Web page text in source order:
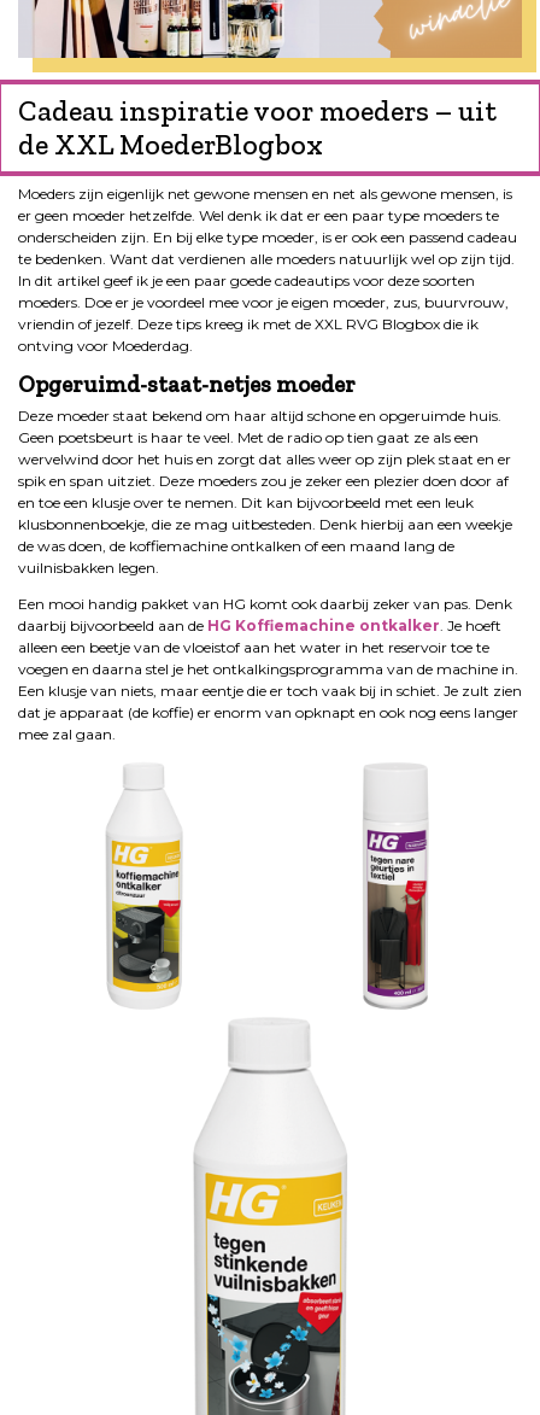
Cadeau inspiratie voor moeders – uit
de XXL MoederBlogbox
Moeders zijn eigenlijk net gewone mensen en net als gewone mensen, is
er geen moeder hetzelfde. Wel denk ik dat er een paar type moeders te
onderscheiden zijn. En bij elke type moeder, is er ook een passend cadeau
te bedenken. Want dat verdienen alle moeders natuurlijk wel op zijn tijd.
In dit artikel geef ik je een paar goede cadeautips voor deze soorten
moeders. Doe er je voordeel mee voor je eigen moeder, zus, buurvrouw,
vriendin of jezelf. Deze tips kreeg ik met de XXL RVG Blogbox die ik
ontving voor Moederdag.
Opgeruimd-staat-netjes moeder
Deze moeder staat bekend om haar altijd schone en opgeruimde huis.
Geen poetsbeurt is haar te veel. Met de radio op tien gaat ze als een
wervelwind door het huis en zorgt dat alles weer op zijn plek staat en er
spik en span uitziet. Deze moeders zou je zeker een plezier doen door af
en toe een klusje over te nemen. Dit kan bijvoorbeeld met een leuk
klusbonnenboekje, die ze mag uitbesteden. Denk hierbij aan een weekje
de was doen, de koffiemachine ontkalken of een maand lang de
vuilnisbakken legen.
Een mooi handig pakket van HG komt ook daarbij zeker van pas. Denk
daarbij bijvoorbeeld aan de HG Koffiemachine ontkalker . Je hoeft
alleen een beetje van de vloeistof aan het water in het reservoir toe te
voegen en daarna stel je het ontkalkingsprogramma van de machine in.
Een klusje van niets, maar eentje die er toch vaak bij in schiet. Je zult zien
dat je apparaat (de koffie) er enorm van opknapt en ook nog eens langer
mee zal gaan.